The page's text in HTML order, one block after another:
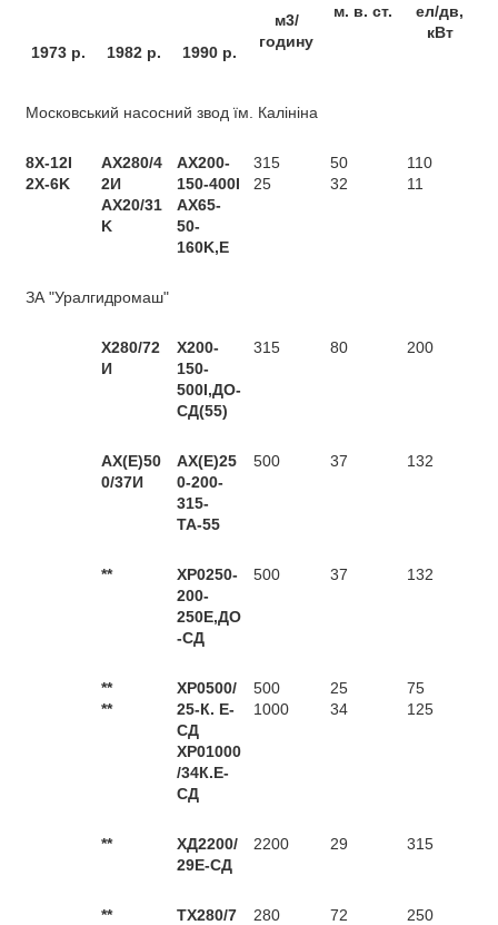
м3/
годину
м. в. ст.
ел/дв,
кВт
1973 р. 1982 р. 1990 р.
Московський насосний звод їм. Калініна
8Х-12І
2X-6K
АХ280/4
2И
AX20/31
K
АХ200-
150-400І
AX65-
50-
160K,E
315
25
50
32
110
11
ЗА "Уралгидромаш"
Х280/72
И
Х200-
150-
500І,ДО-
СД(55)
315 80 200
АХ(Е)50
0/37И
АХ(Е)25
0-200-
315-
ТА-55
500 37 132
**
ХР0250-
200-
250Е,ДО
-СД
500 37 132
**
**
ХР0500/
25-К. Е-
СД
ХР01000
/34К.Е-
СД
500
1000
25
34
75
125
**
ХД2200/
29Е-СД
2200 29 315
**
ТХ280/7
280 72 250